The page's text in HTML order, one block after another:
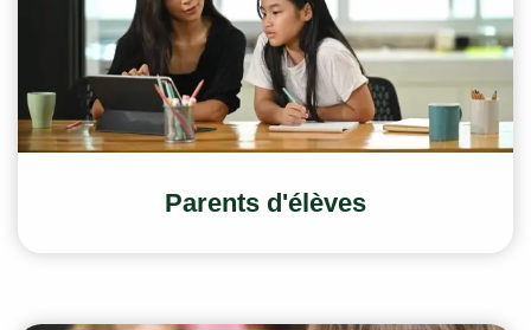
Parents d'élèves